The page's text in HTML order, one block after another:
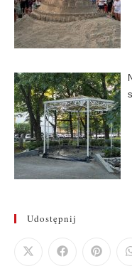
Udostępnij